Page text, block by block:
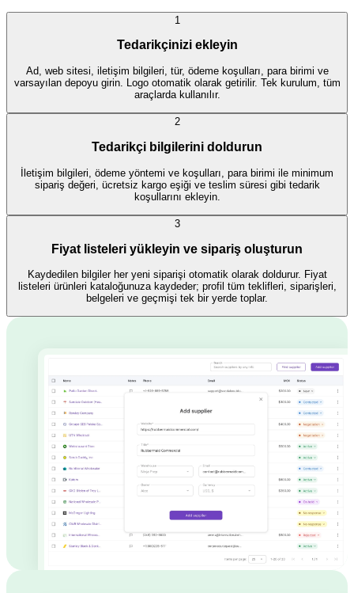
1
Tedarikçinizi ekleyin
Ad, web sitesi, iletişim bilgileri, tür, ödeme koşulları, para birimi ve
varsayılan depoyu girin. Logo otomatik olarak getirilir. Tek kurulum, tüm
araçlarda kullanılır.
2
Tedarikçi bilgilerini doldurun
İletişim bilgileri, ödeme yöntemi ve koşulları, para birimi ile minimum
sipariş değeri, ücretsiz kargo eşiği ve teslim süresi gibi tedarik
koşullarını ekleyin.
3
Fiyat listeleri yükleyin ve sipariş oluşturun
Kaydedilen bilgiler her yeni siparişi otomatik olarak doldurur. Fiyat
listeleri ürünleri kataloğunuza kaydeder; profil tüm teklifleri, siparişleri,
belgeleri ve geçmişi tek bir yerde toplar.